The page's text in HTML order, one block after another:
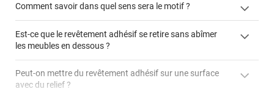
"Peut-on installer du
Comment savoir dans quel sens sera le motif ?
Est-ce que le revêtement adhésif se retire sans abîmer
les meubles en dessous ?
Peut-on mettre du revêtement adhésif sur une surface
avec du relief ?